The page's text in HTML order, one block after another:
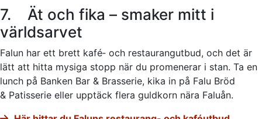
7. Ät och fika – smaker mitt i
världsarvet
Falun har ett brett kafé‑ och restaurangutbud, och det är
lätt att hitta mysiga stopp när du promenerar i stan. Ta en
lunch på Banken Bar & Brasserie, kika in på Falu Bröd
& Patisserie eller upptäck flera guldkorn nära Faluån.